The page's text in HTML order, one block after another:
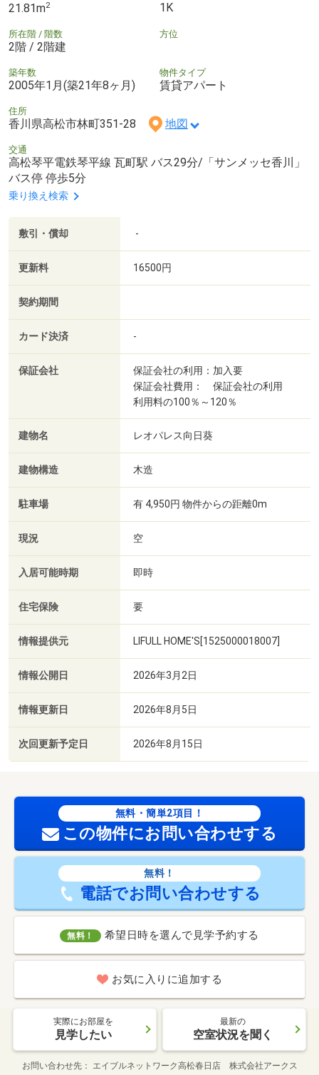
21.81m2 1K
所在階 / 階数
2階 / 2階建
方位
築年数
2005年1月(築21年8ヶ月)
物件タイプ
賃貸アパート
住所
香川県高松市林町351-28 地図
交通
高松琴平電鉄琴平線 瓦町駅 バス29分/「サンメッセ香川」
バス停 停歩5分
乗り換え検索
敷引・償却 -
更新料 16500円
契約期間
カード決済 -
保証会社
保証会社の利用：加入要
保証会社費用： 保証会社の利用
利用料の100％～120％
建物名 レオパレス向日葵
建物構造 木造
駐車場 有 4,950円 物件からの距離0m
現況 空
入居可能時期 即時
住宅保険 要
情報提供元 LIFULL HOME'S[1525000018007]
情報公開日 2026年3月2日
情報更新日 2026年8月5日
次回更新予定日 2026年8月15日
無料・簡単2項目！
この物件にお問い合わせする
無料！
電話でお問い合わせする
無料！ 希望日時を選んで見学予約する
お気に入りに追加する
実際にお部屋を
見学したい
最新の
空室状況を聞く
お問い合わせ先 エイブルネットワーク高松春日店 株式会社アークス